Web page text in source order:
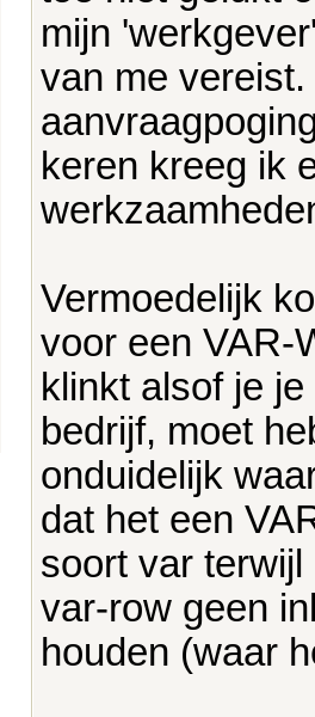
mijn
van me
keren kreeg ik
Vermoedelijk
voor een VAR-
klinkt alsof je
bedrijf, moet
onduidelijk
dat het een
soort var
var-row geen
houden (waar